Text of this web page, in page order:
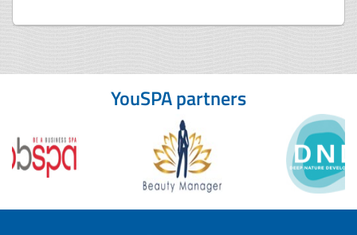
YouSPA partners